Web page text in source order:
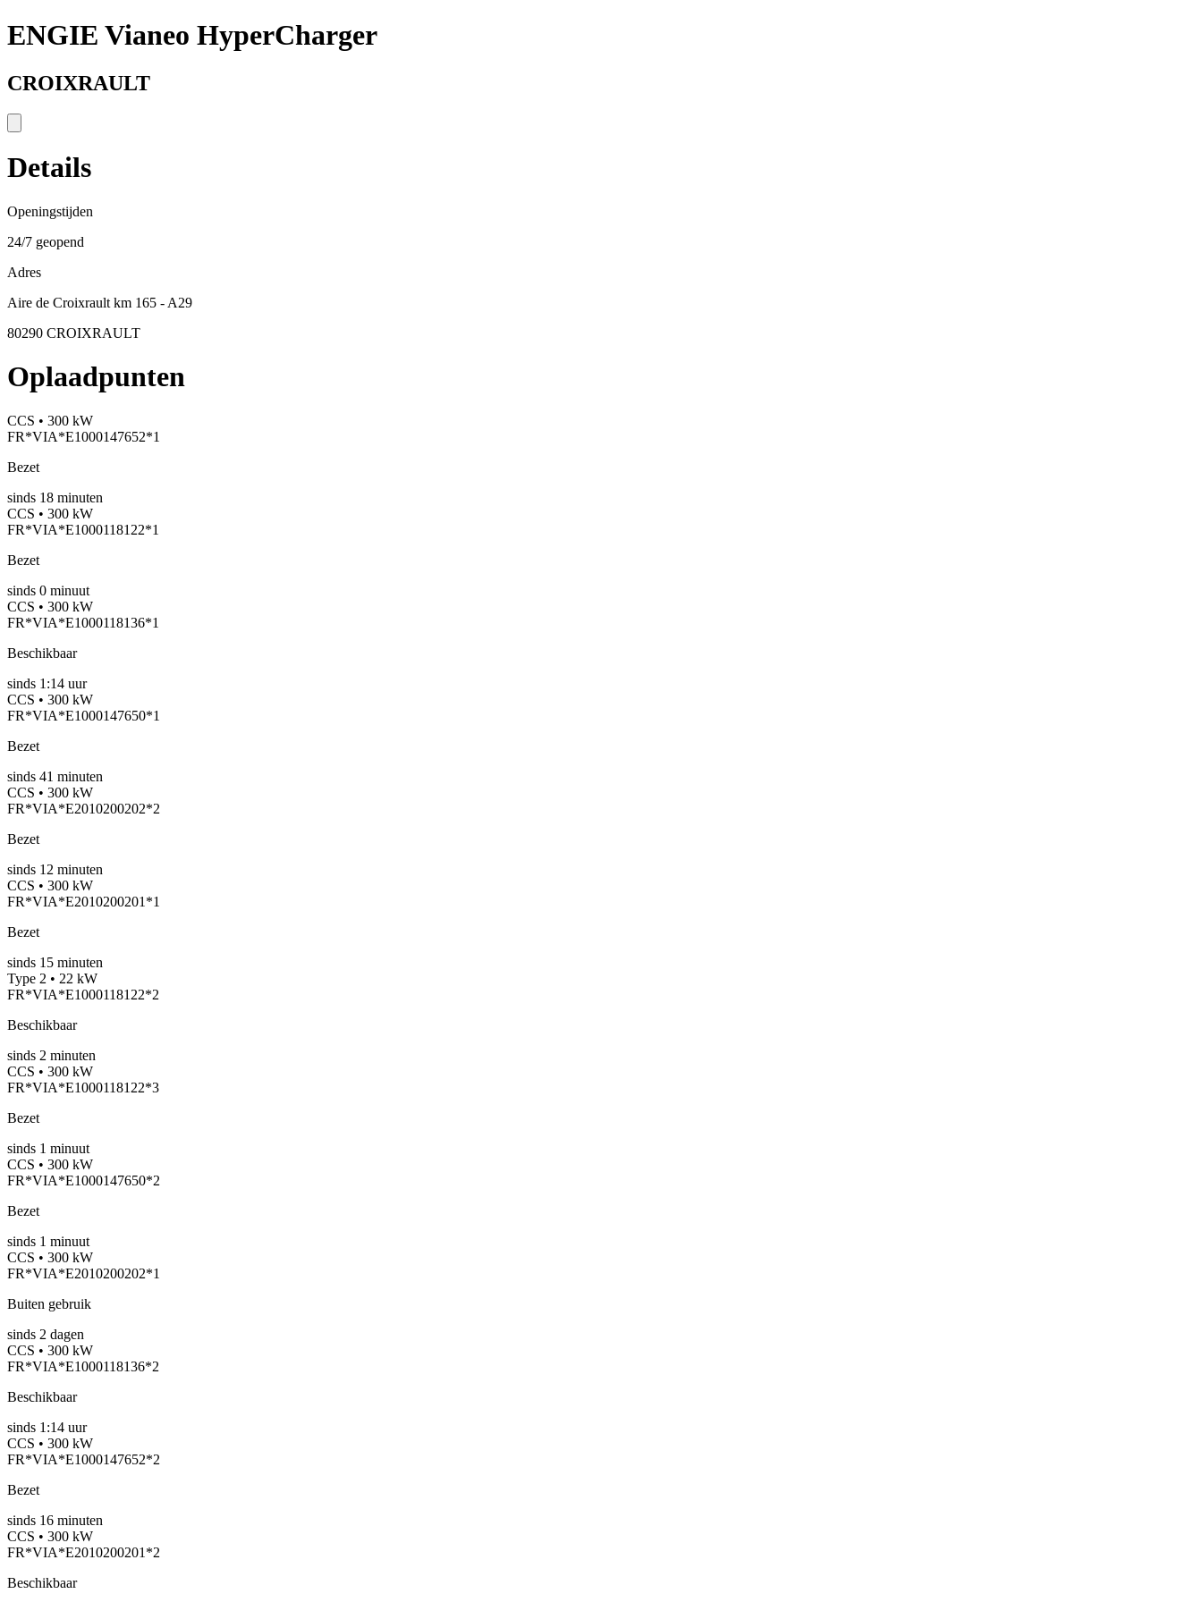
ENGIE Vianeo HyperCharger
CROIXRAULT
Details
Openingstijden
24/7 geopend
Adres
Aire de Croixrault km 165 - A29
80290 CROIXRAULT
Oplaadpunten
CCS • 300 kW
FR*VIA*E1000147652*1
Bezet
sinds 18 minuten
CCS • 300 kW
FR*VIA*E1000118122*1
Bezet
sinds 0 minuut
CCS • 300 kW
FR*VIA*E1000118136*1
Beschikbaar
sinds 1:14 uur
CCS • 300 kW
FR*VIA*E1000147650*1
Bezet
sinds 41 minuten
CCS • 300 kW
FR*VIA*E2010200202*2
Bezet
sinds 12 minuten
CCS • 300 kW
FR*VIA*E2010200201*1
Bezet
sinds 15 minuten
Type 2 • 22 kW
FR*VIA*E1000118122*2
Beschikbaar
sinds 2 minuten
CCS • 300 kW
FR*VIA*E1000118122*3
Bezet
sinds 1 minuut
CCS • 300 kW
FR*VIA*E1000147650*2
Bezet
sinds 1 minuut
CCS • 300 kW
FR*VIA*E2010200202*1
Buiten gebruik
sinds 2 dagen
CCS • 300 kW
FR*VIA*E1000118136*2
Beschikbaar
sinds 1:14 uur
CCS • 300 kW
FR*VIA*E1000147652*2
Bezet
sinds 16 minuten
CCS • 300 kW
FR*VIA*E2010200201*2
Beschikbaar